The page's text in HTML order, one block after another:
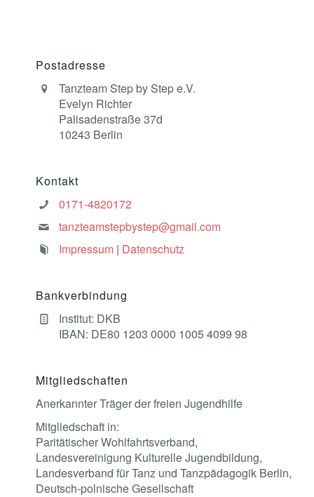
Postadresse
Tanzteam Step by Step e.V.
Evelyn Richter
Palisadenstraße 37d
10243 Berlin
Kontakt
0171-4820172
tanzteamstepbystep@gmail.com
Impressum | Datenschutz
Bankverbindung
Institut: DKB
IBAN: DE80 1203 0000 1005 4099 98
Mitgliedschaften
Anerkannter Träger der freien Jugendhilfe
Mitgliedschaft in:
Paritätischer Wohlfahrtsverband,
Landesvereinigung Kulturelle Jugendbildung,
Landesverband für Tanz und Tanzpädagogik Berlin,
Deutsch-polnische Gesellschaft